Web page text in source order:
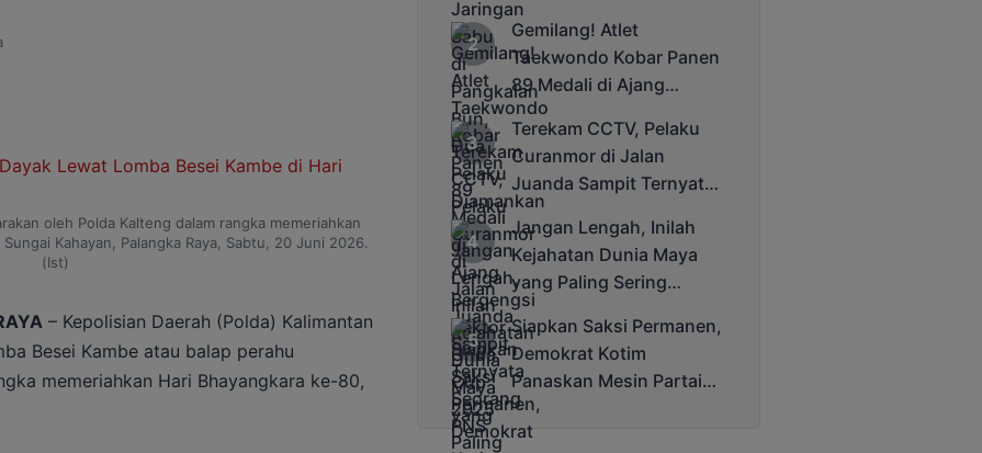
oleh Polda Kalteng dalam rangka memeriahkan
Kahayan, Palangka Raya, Sabtu, 20 Juni 2026.
(Ist)
– Kepolisian Daerah (Polda) Kalimantan
Besei Kambe atau balap perahu
memeriahkan Hari Bhayangkara ke-80,
Gemilang! Atlet
Taekwondo Kobar Panen
89 Medali di Ajang
Bergengsi Rektor Unda
Cup 2025
Terekam CCTV, Pelaku
Curanmor di Jalan
Juanda Sampit Ternyata
Seorang PNS
Jangan Lengah, Inilah
Kejahatan Dunia Maya
yang Paling Sering
Terjadi
Siapkan Saksi Permanen,
Demokrat Kotim
Panaskan Mesin Partai
Hadapi Pemilu 2029